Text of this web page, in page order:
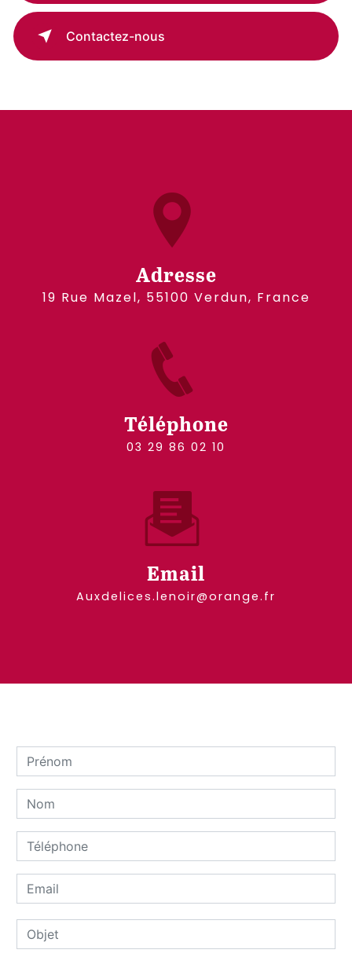
Contactez-nous
Adresse
19 Rue Mazel, 55100 Verdun, France
Téléphone
03 29 86 02 10
Email
auxdelices.lenoir@orange.fr